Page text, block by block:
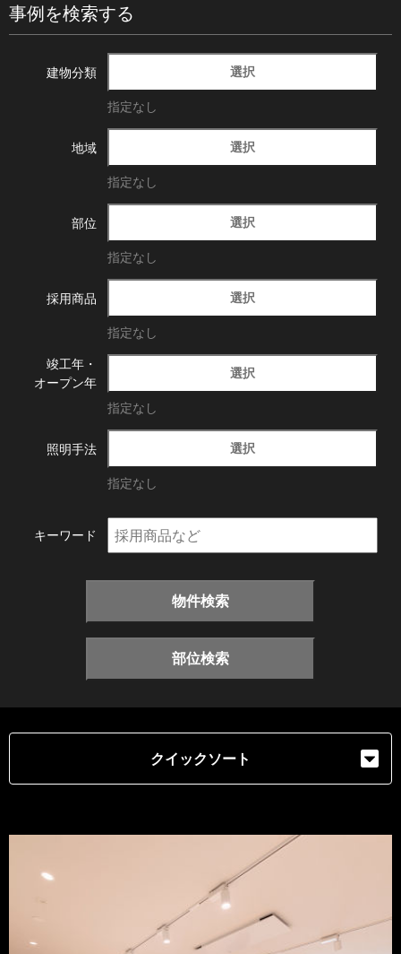
事例を検索する
建物分類 選択
指定なし
地域 選択
指定なし
部位 選択
指定なし
採用商品 選択
指定なし
竣工年・
オープン年
選択
指定なし
照明手法 選択
指定なし
キーワード
物件検索
部位検索
クイックソート